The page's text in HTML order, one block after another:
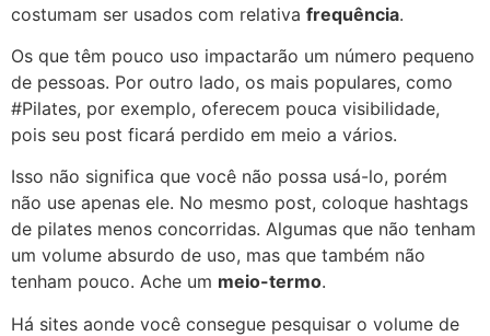
costumam ser usados com relativa frequência.
Os que têm pouco uso impactarão um número pequeno
de pessoas. Por outro lado, os mais populares, como
#Pilates, por exemplo, oferecem pouca visibilidade,
pois seu post ficará perdido em meio a vários.
Isso não significa que você não possa usá-lo, porém
não use apenas ele. No mesmo post, coloque hashtags
de pilates menos concorridas. Algumas que não tenham
um volume absurdo de uso, mas que também não
tenham pouco. Ache um meio-termo.
Há sites aonde você consegue pesquisar o volume de